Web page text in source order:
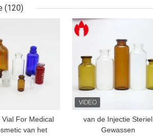
(120)
Vial For Medical
van het
van de Injectie Steriel
Gewassen
BESTE PRIJS